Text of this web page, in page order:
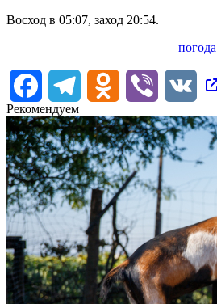
Восход в 05:07, заход 20:54.
погода
FacebookTelegram Odnoklassniki
Viber
VK
Рекомендуем